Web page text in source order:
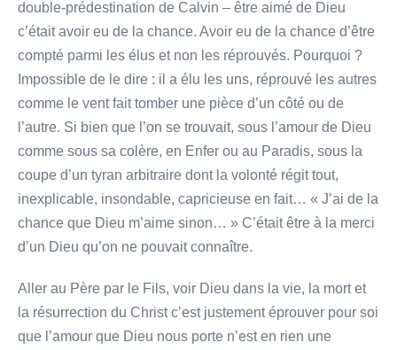
double-prédestination de Calvin – être aimé de Dieu
c’était avoir eu de la chance. Avoir eu de la chance d’être
compté parmi les élus et non les réprouvés. Pourquoi ?
Impossible de le dire : il a élu les uns, réprouvé les autres
comme le vent fait tomber une pièce d’un côté ou de
l’autre. Si bien que l’on se trouvait, sous l’amour de Dieu
comme sous sa colère, en Enfer ou au Paradis, sous la
coupe d’un tyran arbitraire dont la volonté régit tout,
inexplicable, insondable, capricieuse en fait… « J’ai de la
chance que Dieu m’aime sinon… » C’était être à la merci
d’un Dieu qu’on ne pouvait connaître.
Aller au Père par le Fils, voir Dieu dans la vie, la mort et
la résurrection du Christ c’est justement éprouver pour soi
que l’amour que Dieu nous porte n’est en rien une